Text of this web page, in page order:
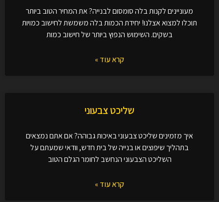
מעוניינים לקנות בלה סומסום לבנייה? את המחיר הטוב ביותר
תוכלו למצוא אצלנו! יחידת הכמות בלה משמשת לחישוב כמויות
בשקים. השימוש הנפוץ ביותר של חישוב כמות
קרא עוד »
שליכט צבעוני
איך מזמינים שליכט צבעוני באיכות גבוהה? אם אתם נמצאים
בתהליך שיפוצים או בנייה של בית חדש, וודאי שמעתם על
השליכט הצבעוני הנחשב לחומר הגלם הטוב
קרא עוד »